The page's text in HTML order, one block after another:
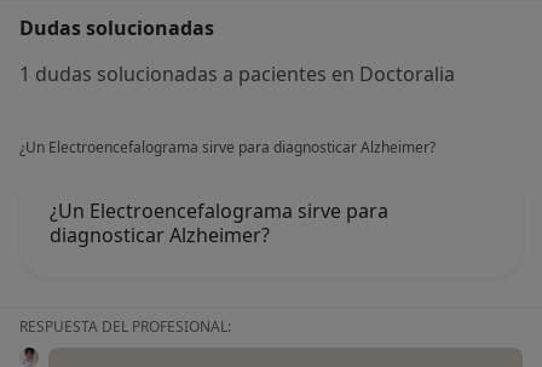
Dudas solucionadas
1 dudas solucionadas a pacientes en Doctoralia
¿Un Electroencefalograma sirve para diagnosticar Alzheimer?
¿Un Electroencefalograma sirve para
diagnosticar Alzheimer?
RESPUESTA DEL PROFESIONAL: